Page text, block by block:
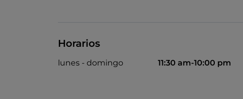
Horarios
lunes - domingo 11:30 am-10:00 pm